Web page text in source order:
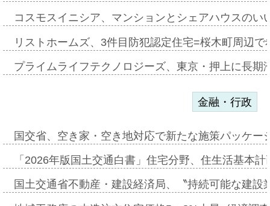
コスモスイニシア、マンションとシェアハウスの
リストホームズ、3件目防犯認定住宅=桜木町周辺
プライムライフテクノロジーズ、東京・押上に長
金融・行政
国交省、空き家・空き地対応で新たな施策パッケ
「2026年版国土交通白書」住宅分野、住生活基本
国土交通省不動産・建設経済局、〝持続可能な建